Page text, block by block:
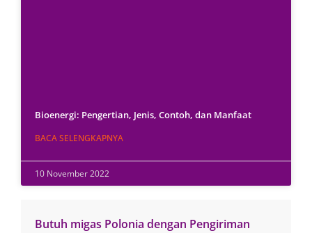
Bioenergi: Pengertian, Jenis, Contoh, dan Manfaat
BACA SELENGKAPNYA
10 November 2022
Butuh migas Polonia dengan Pengiriman